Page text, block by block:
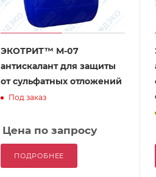
ЭКОТРИТ™ М-07
антискалант для защиты
от сульфатных отложений
Под заказ
Цена по запросу
ПОДРОБНЕЕ